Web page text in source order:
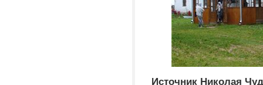
Источник Николая